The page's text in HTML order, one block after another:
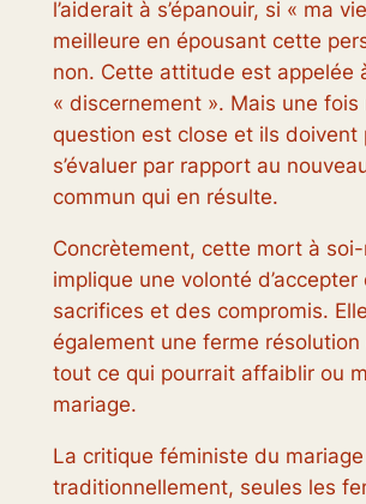
l’aiderait à s’épanouir, si « ma
meilleure en épousant cette
non. Cette attitude est appelée
« discernement ». Mais une fois
question est close et ils doivent
s’évaluer par rapport au
commun qui en résulte.
Concrètement, cette mort à
implique une volonté d’accepter
sacrifices et des compromis.
également une ferme
tout ce qui pourrait affaiblir ou
mariage.
La critique féministe du
traditionnellement, seules les